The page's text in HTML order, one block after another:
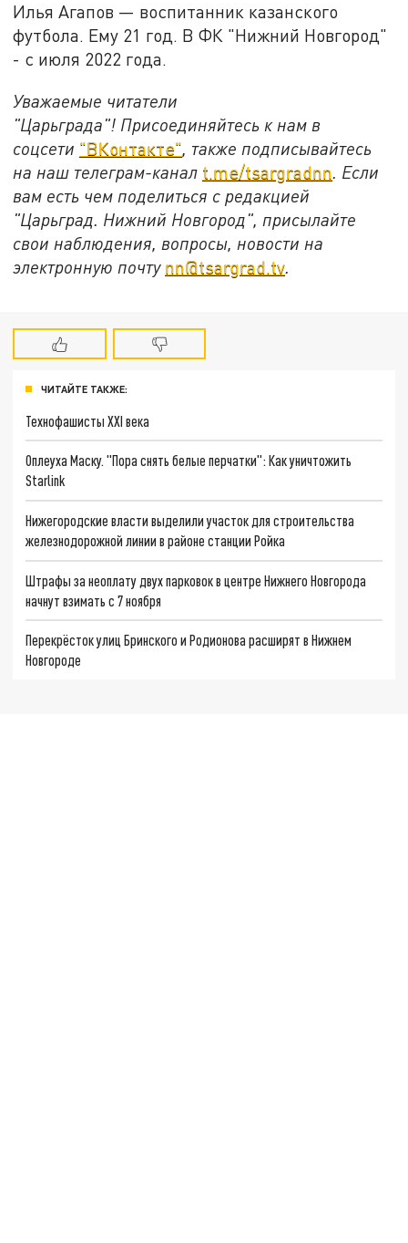
Илья Агапов — воспитанник казанского
футбола. Ему 21 год. В ФК "Нижний Новгород"
- с июля 2022 года.
Уважаемые читатели
"Царьграда"! Присоединяйтесь к нам в
соцсети "ВКонтакте", также подписывайтесь
на наш телеграм-канал t.me/tsargradnn. Если
вам есть чем поделиться с редакцией
"Царьград. Нижний Новгород", присылайте
свои наблюдения, вопросы, новости на
электронную почту nn@tsargrad.tv.
ЧИТАЙТЕ ТАКЖЕ:
Технофашисты XXI века
Оплеуха Маску. "Пора снять белые перчатки": Как уничтожить
Starlink
Нижегородские власти выделили участок для строительства
железнодорожной линии в районе станции Ройка
Штрафы за неоплату двух парковок в центре Нижнего Новгорода
начнут взимать с 7 ноября
Перекрёсток улиц Бринского и Родионова расширят в Нижнем
Новгороде